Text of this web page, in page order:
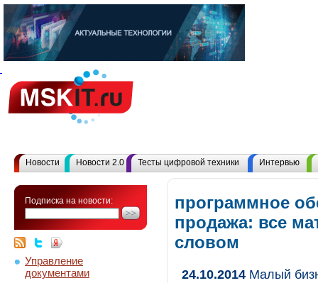
Новости Новости 2.0 Тесты цифровой техники Интервью
Подписка на новости:
Управление
документами
программное
продажа: все
словом
24.10.2014 Малый